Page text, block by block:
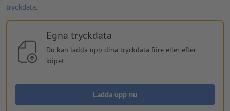
tryckdata.
Egna tryckdata
Du kan ladda upp dina tryckdata före eller efter
köpet.
Ladda upp nu